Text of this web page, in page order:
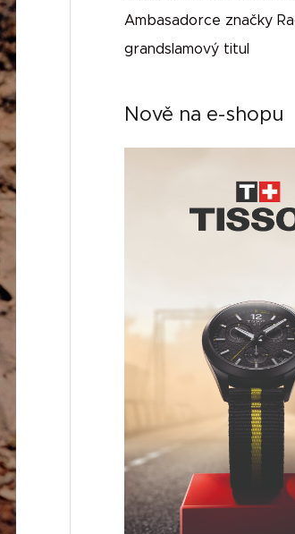
Ambasadorce značky
grandslamový titul
Nově na e-shopu